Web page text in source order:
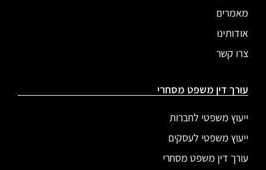
מאמרים
אודותינו
צרו קשר
עורך דין משפט מסחרי
ייעוץ משפטי לחברות
ייעוץ משפטי לעסקים
עורך דין משפט מסחרי